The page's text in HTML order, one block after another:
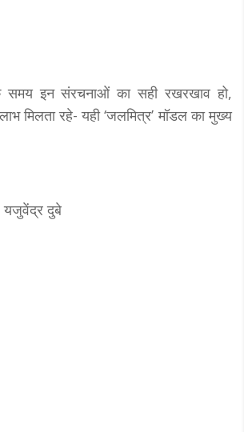
समय इन संरचनाओं का सही रखरखाव हो,
मिलता रहे- यही ‘जलमित्र’ मॉडल का मुख्य
यजुवेंद्र दुबे